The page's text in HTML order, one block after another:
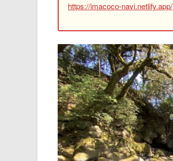
https://imacoco-navi.netlify.app/